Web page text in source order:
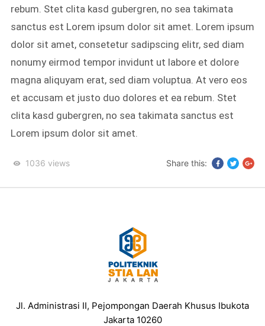
rebum. Stet clita kasd gubergren, no sea takimata
sanctus est Lorem ipsum dolor sit amet. Lorem ipsum
dolor sit amet, consetetur sadipscing elitr, sed diam
nonumy eirmod tempor invidunt ut labore et dolore
magna aliquyam erat, sed diam voluptua. At vero eos
et accusam et justo duo dolores et ea rebum. Stet
clita kasd gubergren, no sea takimata sanctus est
Lorem ipsum dolor sit amet.
1036 views Share this:
Jl. Administrasi II, Pejompongan Daerah Khusus Ibukota
Jakarta 10260